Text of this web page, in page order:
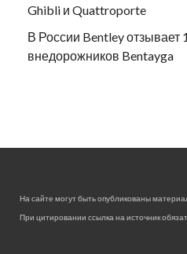
Ghibli и Quattroporte
В России Bentley отзывает
внедорожников Bentayga
На сайте могут быть опубликованы
При цитировании ссылка на источник